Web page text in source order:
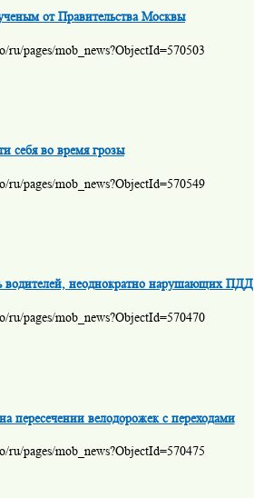
от Правительства Москвы
pages/mob_news?ObjectId=570503
себя во время грозы
pages/mob_news?ObjectId=570549
водителей, неоднократно нарушающих ПДД
pages/mob_news?ObjectId=570470
пересечении велодорожек с переходами
pages/mob_news?ObjectId=570475